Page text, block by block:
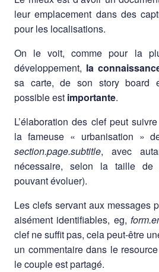
leur emplacement dans des
pour les localisations.
On le voit, comme pour la
développement, la
sa carte, de son story board
possible est importante.
L’élaboration des clef peut
la fameuse « urbanisation »
section.page.subtitle, avec
nécessaire, selon la taille de
pouvant évoluer).
Les clefs servant aux messages
aisément identifiables, eg,
clef ne suffit pas, cela peut-être
un commentaire dans le
le couple est partagé.